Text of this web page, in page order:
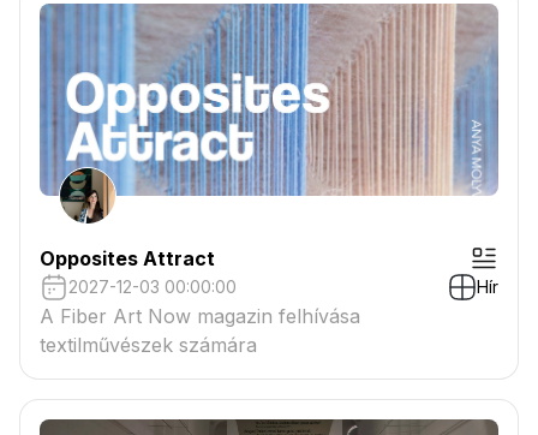
Opposites Attract
2027-12-03 00:00:00 Hír
A Fiber Art Now magazin felhívása
textilművészek számára